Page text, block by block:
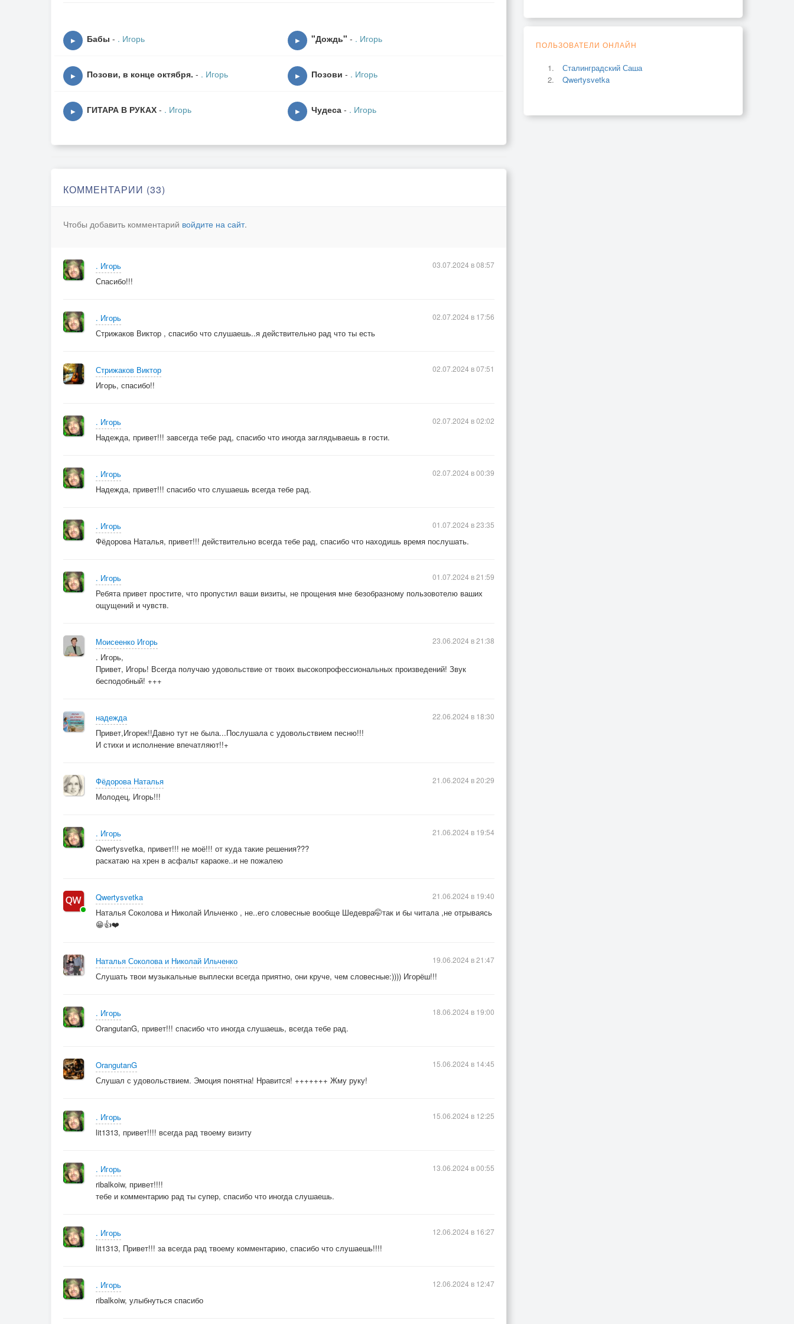
▶ Бабы - . Игорь ▶ "Дождь" - . Игорь
▶ Позови, в конце октября. - . Игорь ▶ Позови - . Игорь
▶ ГИТАРА В РУКАХ - . Игорь ▶ Чудеса - . Игорь
КОММЕНТАРИИ (33)
Чтобы добавить комментарий войдите на сайт.
. Игорь
Спасибо!!!
03.07.2024 в 08:57
. Игорь
Стрижаков Виктор , спасибо что слушаешь..я действительно рад что ты есть
02.07.2024 в 17:56
Стрижаков Виктор
Игорь, спасибо!!
02.07.2024 в 07:51
. Игорь
Надежда, привет!!! завсегда тебе рад, спасибо что иногда заглядываешь в гости.
02.07.2024 в 02:02
. Игорь
Надежда, привет!!! спасибо что слушаешь всегда тебе рад.
02.07.2024 в 00:39
. Игорь
Фёдорова Наталья, привет!!! действительно всегда тебе рад, спасибо что находишь время послушать.
01.07.2024 в 23:35
. Игорь
Ребята привет простите, что пропустил ваши визиты, не прощения мне безобразному пользовотелю ваших
ощущений и чувств.
01.07.2024 в 21:59
Моисеенко Игорь
. Игорь,
Привет, Игорь! Всегда получаю удовольствие от твоих высокопрофессиональных произведений! Звук
бесподобный! +++
23.06.2024 в 21:38
надежда
Привет,Игорек!!Давно тут не была...Послушала с удовольствием песню!!!
И стихи и исполнение впечатляют!!+
22.06.2024 в 18:30
Фёдорова Наталья
Молодец, Игорь!!!
21.06.2024 в 20:29
. Игорь
Qwertysvetka, привет!!! не моё!!! от куда такие решения???
раскатаю на хрен в асфальт караоке..и не пожалею
21.06.2024 в 19:54
Qwertysvetka
Наталья Соколова и Николай Ильченко , не..его словесные вообще Шедевра🤭так и бы читала ,не отрываясь
😁👍❤️
21.06.2024 в 19:40
Наталья Соколова и Николай Ильченко
Слушать твои музыкальные выплески всегда приятно, они круче, чем словесные:)))) Игорёш!!!
19.06.2024 в 21:47
. Игорь
OrangutanG, привет!!! спасибо что иногда слушаешь, всегда тебе рад.
18.06.2024 в 19:00
OrangutanG
Слушал с удовольствием. Эмоция понятна! Нравится! +++++++ Жму руку!
15.06.2024 в 14:45
. Игорь
lit1313, привет!!!! всегда рад твоему визиту
15.06.2024 в 12:25
. Игорь
ribalkoiw, привет!!!!
тебе и комментарию рад ты супер, спасибо что иногда слушаешь.
13.06.2024 в 00:55
. Игорь
lit1313, Привет!!! за всегда рад твоему комментарию, спасибо что слушаешь!!!!
12.06.2024 в 16:27
. Игорь
ribalkoiw, улыбнуться спасибо
12.06.2024 в 12:47
ПОЛЬЗОВАТЕЛИ ОНЛАЙН
Сталинградский Саша
Qwertysvetka